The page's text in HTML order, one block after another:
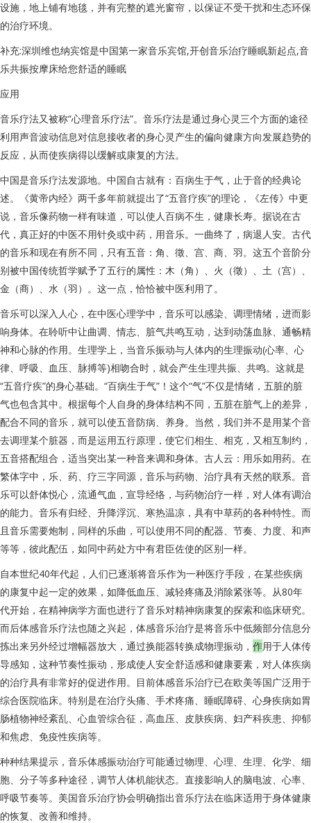
设施，地上铺有地毯，并有完整的遮光窗帘，以保证不受干扰和生态环保
的治疗环境。
补充:深圳维也纳宾馆是中国第一家音乐宾馆,开创音乐治疗睡眠新起点,音
乐共振按摩床给您舒适的睡眠
应用
音乐疗法又被称“心理音乐疗法”。音乐疗法是通过身心灵三个方面的途径
利用声音波动信息对信息接收者的身心灵产生的偏向健康方向发展趋势的
反应，从而使疾病得以缓解或康复的方法。
中国是音乐疗法发源地。中国自古就有：百病生于气，止于音的经典论
述。《黄帝内经》两千多年前就提出了“五音疗疾”的理论，《左传》中更
说，音乐像药物一样有味道，可以使人百病不生，健康长寿。据说在古
代，真正好的中医不用针灸或中药，用音乐。一曲终了，病退人安。古代
的音乐和现在有所不同，只有五音：角、徵、宫、商、羽。这五个音阶分
别被中国传统哲学赋予了五行的属性：木（角）、火（徵）、土（宫）、
金（商）、水（羽）。这一点，恰恰被中医利用了。
音乐可以深入人心，在中医心理学中，音乐可以感染、调理情绪，进而影
响身体。在聆听中让曲调、情志、脏气共鸣互动，达到动荡血脉、通畅精
神和心脉的作用。生理学上，当音乐振动与人体内的生理振动(心率、心
律、呼吸、血压、脉搏等)相吻合时，就会产生生理共振、共鸣。这就是
“五音疗疾”的身心基础。“百病生于气”！这个“气”不仅是情绪，五脏的脏
气也包含其中。根据每个人自身的身体结构不同，五脏在脏气上的差异，
配合不同的音乐，就可以使五音防病、养身。当然，我们并不是用某个音
去调理某个脏器，而是运用五行原理，使它们相生、相克，又相互制约，
五音搭配组合，适当突出某一种音来调和身体。古人云：用乐如用药。在
繁体字中，乐、药、疗三字同源，音乐与药物、治疗具有天然的联系。音
乐可以舒体悦心，流通气血，宣导经络，与药物治疗一样，对人体有调治
的能力。音乐有归经、升降浮沉、寒热温凉，具有中草药的各种特性。而
且音乐需要炮制，同样的乐曲，可以使用不同的配器、节奏、力度、和声
等等，彼此配伍，如同中药处方中有君臣佐使的区别一样。
自本世纪40年代起，人们已逐渐将音乐作为一种医疗手段，在某些疾病
的康复中起一定的效果，如降低血压、减轻疼痛及消除紧张等。从80年
代开始，在精神病学方面也进行了音乐对精神病康复的探索和临床研究。
而后体感音乐疗法也随之兴起，体感音乐治疗是将音乐中低频部分信息分
拣出来另外经过增幅器放大，通过换能器转换成物理振动， 作用于人体传
导感知，这种节奏性振动，形成使人安全舒适感和健康要素，对人体疾病
的治疗具有非常好的促进作用。目前体感音乐治疗已在欧美等国广泛用于
综合医院临床。特别是在治疗头痛、手术疼痛、睡眠障碍、心身疾病如胃
肠植物神经紊乱、心血管综合征，高血压、皮肤疾病、妇产科疾患、抑郁
和焦虑、免疫性疾病等。
种种结果提示，音乐体感振动治疗可能通过物理、心理、生理、化学、细
胞、分子等多种途径，调节人体机能状态。直接影响人的脑电波、心率、
呼吸节奏等。美国音乐治疗协会明确指出音乐疗法在临床适用于身体健康
的恢复、改善和维持。